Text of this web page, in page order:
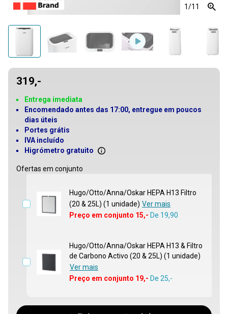
1/11
319,-
Entrega imediata
Encomendado antes das 17:00, entregue em poucos
dias úteis
Portes grátis
IVA incluído
Higrómetro gratuito
Ofertas em conjunto
Hugo/Otto/Anna/Oskar HEPA H13 Filtro
(20 & 25L) (1 unidade) Ver mais
Preço em conjunto 15,- De 19,90
Hugo/Otto/Anna/Oskar HEPA H13 & Filtro
de Carbono Activo (20 & 25L) (1 unidade)
Ver mais
Preço em conjunto 19,- De 25,-